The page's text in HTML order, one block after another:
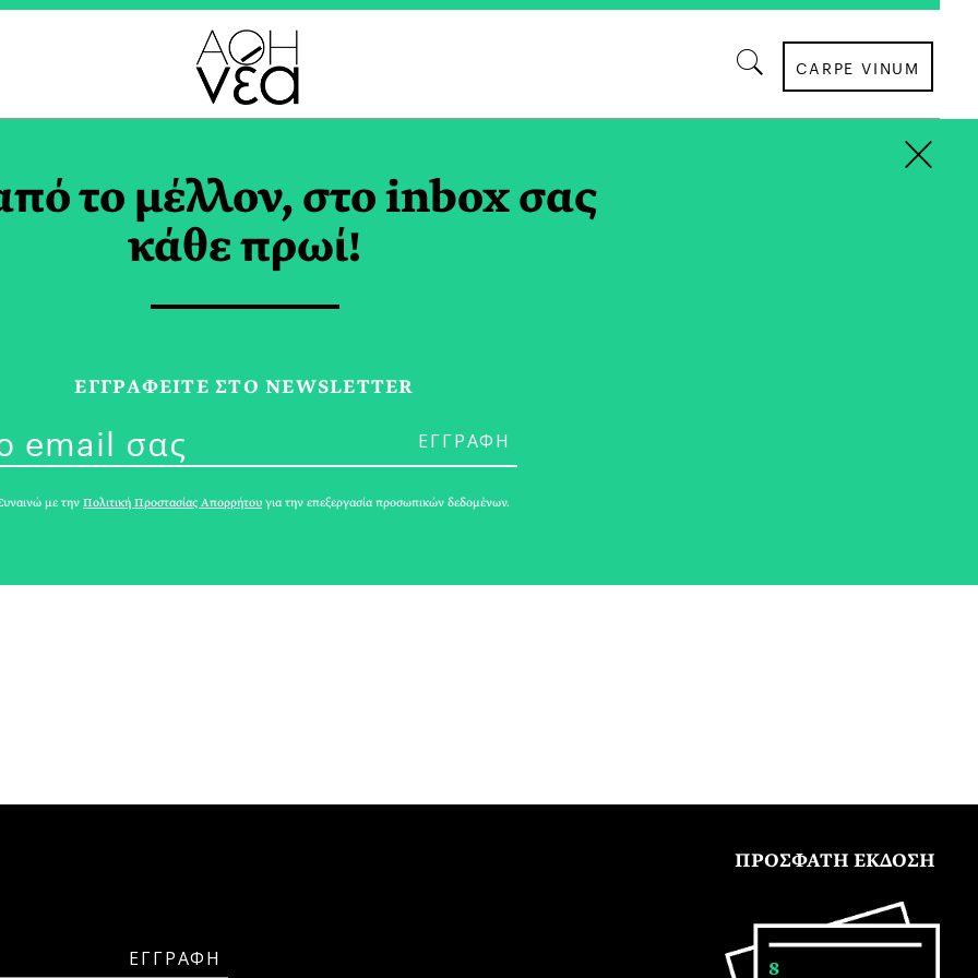
CARPE VINUM
TAG
Παραδοσιακή Χορτόπιτα Από τη
Μονεμβασιά Από Τον Chef Γιώργο
Χάψα
ΠΡΟΣΦΑΤΗ ΕΚΔΟΣΗ
8
το μέλλον, στο inbox σας
κάθε πρωί!
ΕΓΓPΑΦΕΙΤΕ ΣΤΟ NEWSLETTER
με τηνΠολιτική Προστασίας Απορρήτου για την επεξεργασία προσωπικών δεδομένων.
×